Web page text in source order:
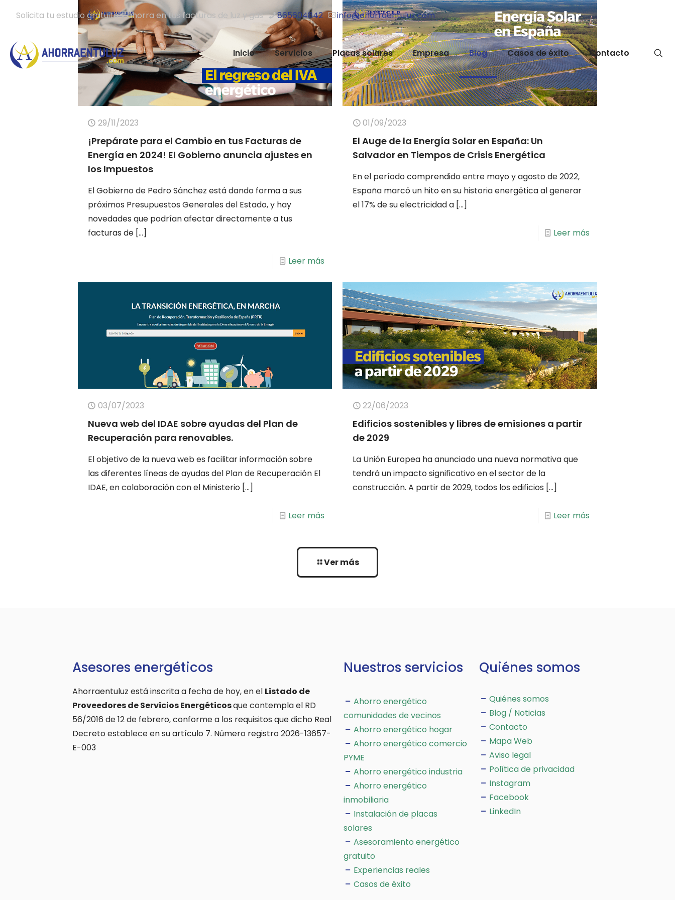
Solicita tu estudio gratuito y ahorra en tus facturas de luz y gas 865604842 info@ahorraentuluz.com
Inicio Servicios Placas solares Empresa Blog Casos de éxito Contacto
29/11/2023
¡Prepárate para el Cambio en tus Facturas de
Energía en 2024! El Gobierno anuncia ajustes en
los Impuestos
El Gobierno de Pedro Sánchez está dando forma a sus
próximos Presupuestos Generales del Estado, y hay
novedades que podrían afectar directamente a tus
facturas de[…]
Leer más
01/09/2023
El Auge de la Energía Solar en España: Un
Salvador en Tiempos de Crisis Energética
En el período comprendido entre mayo y agosto de 2022,
España marcó un hito en su historia energética al generar
el 17% de su electricidad a […]
Leer más
03/07/2023
Nueva web del IDAE sobre ayudas del Plan de
Recuperación para renovables.
El objetivo de la nueva web es facilitar información sobre
las diferentes líneas de ayudas del Plan de Recuperación El
IDAE, en colaboración con el Ministerio[…]
Leer más
22/06/2023
Edificios sostenibles y libres de emisiones a partir
de 2029
La Unión Europea ha anunciado una nueva normativa que
tendrá un impacto significativo en el sector de la
construcción. A partir de 2029, todos los edificios […]
Leer más
Ver más
Asesores energéticos
Ahorraentuluz está inscrita a fecha de hoy, en el Listado de
Proveedores de Servicios Energéticosque contempla el RD
56/2016 de 12 de febrero, conforme a los requisitos que dicho Real
Decreto establece en su artículo 7. Número registro 2026-13657-
E-003
Nuestros servicios
Ahorro energético
comunidades de vecinos
Ahorro energético hogar
Ahorro energético comercio
PYME
Ahorro energético industria
Ahorro energético
inmobiliaria
Instalación de placas
solares
Asesoramiento energético
gratuito
Experiencias reales
Casos de éxito
Quiénes somos
Quiénes somos
Blog / Noticias
Contacto
Mapa Web
Aviso legal
Política de privacidad
Instagram
Facebook
LinkedIn